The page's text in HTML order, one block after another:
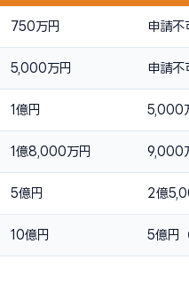
750万円 申請不
5,000万円 申請不
1億円 5,000
1億8,000万円 9,000
5億円 2億
10億円 5億円